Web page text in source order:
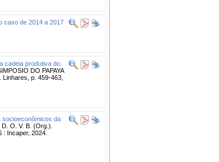
caso de 2014 a 2017
cadeia produtiva do
DO PAPAYA
p. 459-463,
socioeconômicos da
O. V. B. (Org.).
: Incaper, 2024.